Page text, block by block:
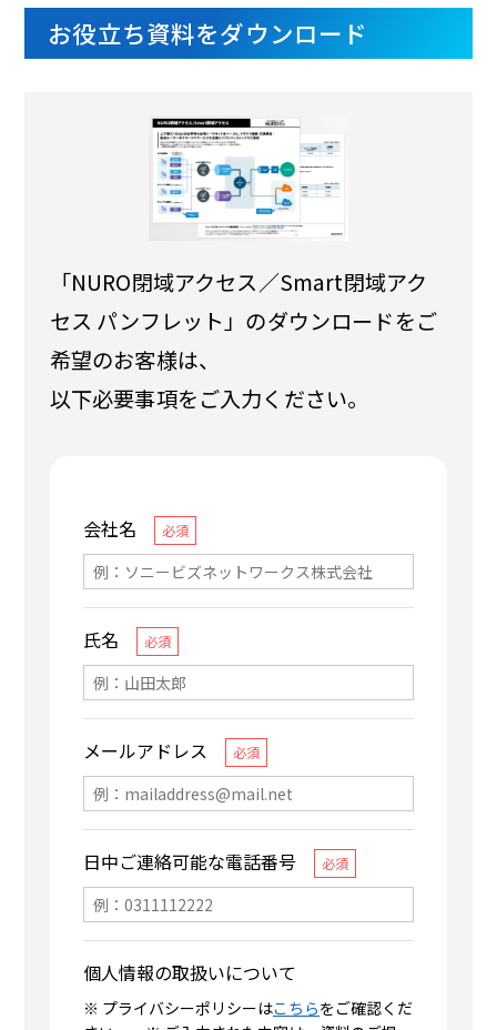
お役立ち資料をダウンロード
「NURO閉域アクセス／Smart閉域アク
セス パンフレット」のダウンロードをご
希望のお客様は、
以下必要事項をご入力ください。